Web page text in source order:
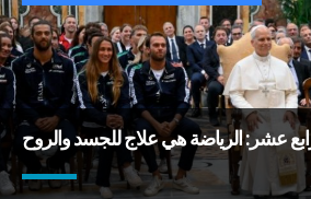
عشر: الرياضة هي علاج للجسد والروح